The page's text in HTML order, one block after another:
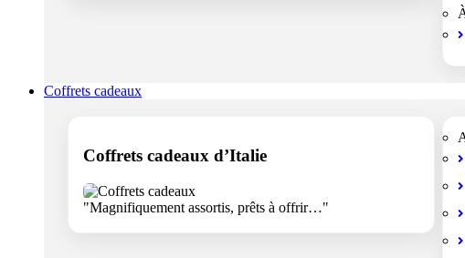
Coffrets cadeaux
Coffrets cadeaux d’Italie
"Magnifiquement assortis, prêts à offrir…"